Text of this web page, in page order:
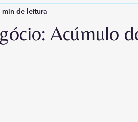
Acúmulo
min de leitura